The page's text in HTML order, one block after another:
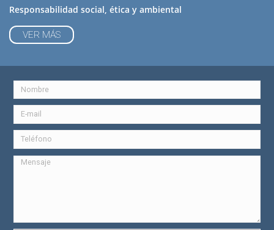
Responsabilidad social, ética y ambiental
VER MÁS